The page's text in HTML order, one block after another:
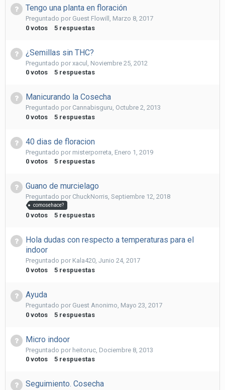
Tengo una planta en floración
Preguntado por Guest Flowill , Marzo 8, 2017
0 votos 5 respuestas
¿Semillas sin THC?
Preguntado por xacul Noviembre 25, 2012
0 votos 5 respuestas
Manicurando la Cosecha
Preguntado por Cannabisguru, Octubre 2, 2013
0 votos 5 respuestas
40 dias de floracion
Preguntado por misterporreta Enero 1, 2019
0 votos 5 respuestas
Guano de murcielago
Preguntado por ChuckNorris, Septiembre 12, 2018
comosehace?
0 votos 5 respuestas
Hola dudas con respecto a temperaturas para el
indoor
Preguntado por Kala420, Junio 24, 2017
0 votos 5 respuestas
Ayuda
Preguntado por Guest Anonimo, Mayo 23, 2017
0 votos 5 respuestas
Micro indoor
Preguntado por heitoruc Dociembre 8, 2013
0 votos 5 respuestas
Seguimiento. Cosecha